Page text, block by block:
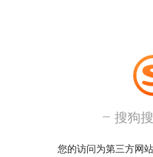
搜狗
您的访问为第三方网